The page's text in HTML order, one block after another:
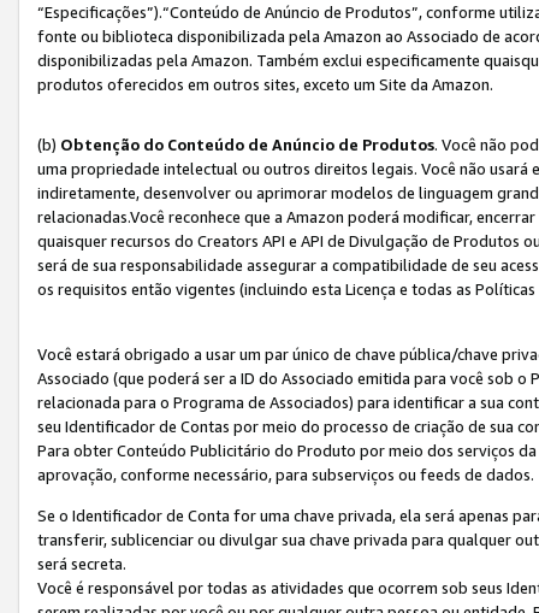
“Especificações”).“Conteúdo de Anúncio de Produtos”, conforme
fonte ou biblioteca disponibilizada pela Amazon ao Associado de
disponibilizadas pela Amazon. Também exclui especificamente
produtos oferecidos em outros sites, exceto um Site da Amazon.
(b) Obtenção do Conteúdo de Anúncio de Produtos. Você não
uma propriedade intelectual ou outros direitos legais. Você não
indiretamente, desenvolver ou aprimorar modelos de linguagem
relacionadas.Você reconhece que a Amazon poderá modificar,
quaisquer recursos do Creators API e API de Divulgação de Produtos
será de sua responsabilidade assegurar a compatibilidade de seu
os requisitos então vigentes (incluindo esta Licença e todas as
Você estará obrigado a usar um par único de chave pública/chave
Associado (que poderá ser a ID do Associado emitida para você sob
relacionada para o Programa de Associados) para identificar a sua
seu Identificador de Contas por meio do processo de criação de sua
Para obter Conteúdo Publicitário do Produto por meio dos serviços
aprovação, conforme necessário, para subserviços ou feeds de dados.
Se o Identificador de Conta for uma chave privada, ela será apenas
transferir, sublicenciar ou divulgar sua chave privada para qualquer
será secreta.
Você é responsável por todas as atividades que ocorrem sob seus